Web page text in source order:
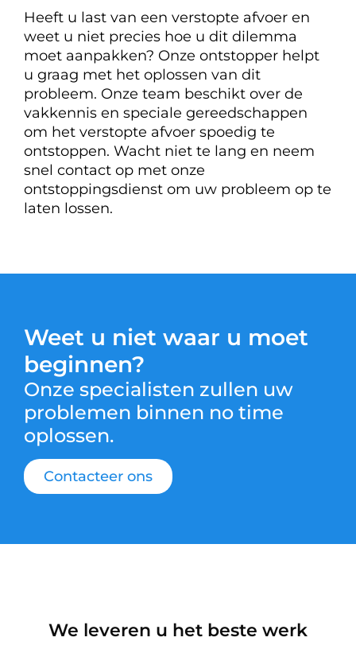
Heeft u last van een verstopte afvoer en
weet u niet precies hoe u dit dilemma
moet aanpakken? Onze ontstopper helpt
u graag met het oplossen van dit
probleem. Onze team beschikt over de
vakkennis en speciale gereedschappen
om het verstopte afvoer spoedig te
ontstoppen. Wacht niet te lang en neem
snel contact op met onze
ontstoppingsdienst om uw probleem op te
laten lossen.
Weet u niet waar u moet
beginnen?
Onze specialisten zullen uw
problemen binnen no time
oplossen.
Contacteer ons
We leveren u het beste werk